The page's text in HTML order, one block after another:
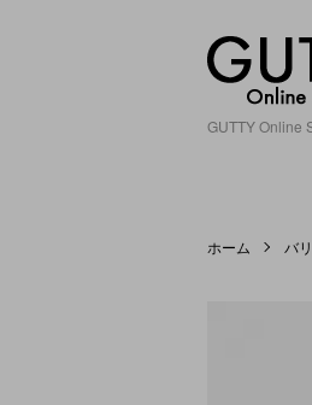
GUTTY Online
ホーム バ